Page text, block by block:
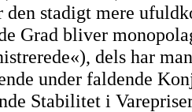
den stadigt mere
Grad bliver
dels har
under faldende
Stabilitet i